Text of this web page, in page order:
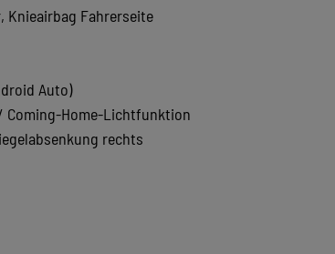
Knieairbag Fahrerseite
Auto)
Coming-Home-Lichtfunktion
rechts